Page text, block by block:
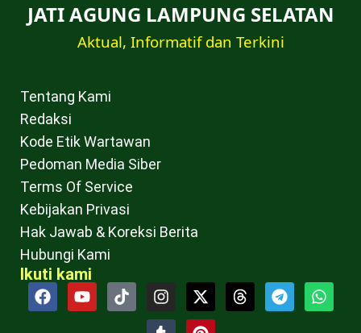
JATI AGUNG LAMPUNG SELATAN
Aktual, Informatif dan Terkini
Tentang Kami
Redaksi
Kode Etik Wartawan
Pedoman Media Siber
Terms Of Service
Kebijakan Privasi
Hak Jawab & Koreksi Berita
Hubungi Kami
Ikuti kami